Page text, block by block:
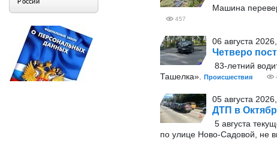
Машина
457
06 августа
Четверо
83-летний
Ташелка».
Происшествия
05 августа
ДТП в
5 августа
по улице Ново-Садовой, не